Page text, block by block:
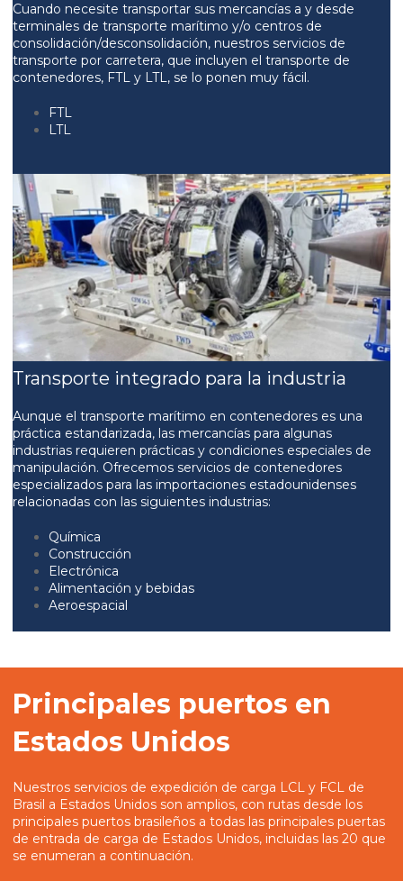
Cuando necesite transportar sus mercancías a y desde
terminales de transporte marítimo y/o centros de
consolidación/desconsolidación, nuestros servicios de
transporte por carretera, que incluyen el transporte de
contenedores, FTL y LTL, se lo ponen muy fácil.
FTL
LTL
Transporte integrado para la industria
Aunque el transporte marítimo en contenedores es una
práctica estandarizada, las mercancías para algunas
industrias requieren prácticas y condiciones especiales de
manipulación. Ofrecemos servicios de contenedores
especializados para las importaciones estadounidenses
relacionadas con las siguientes industrias:
Química
Construcción
Electrónica
Alimentación y bebidas
Aeroespacial
Principales puertos en
Estados Unidos
Nuestros servicios de expedición de carga LCL y FCL de
Brasil a Estados Unidos son amplios, con rutas desde los
principales puertos brasileños a todas las principales puertas
de entrada de carga de Estados Unidos, incluidas las 20 que
se enumeran a continuación.